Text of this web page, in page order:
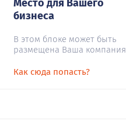
Место для Вашего
бизнеса
В этом блоке может быть
размещена Ваша компания
Как сюда попасть?